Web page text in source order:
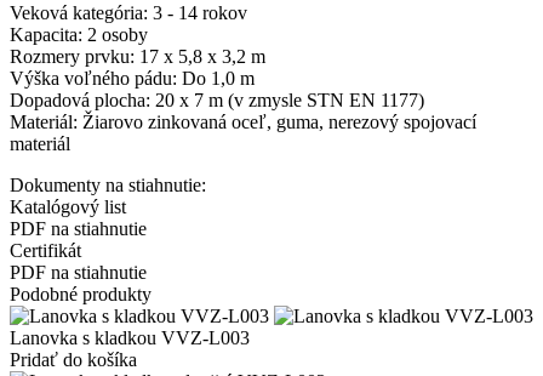
Veková kategória: 3 - 14 rokov
Kapacita: 2 osoby
Rozmery prvku: 17 x 5,8 x 3,2 m
Výška voľného pádu: Do 1,0 m
Dopadová plocha: 20 x 7 m (v zmysle STN EN 1177)
Materiál: Žiarovo zinkovaná oceľ, guma, nerezový spojovací
materiál
Dokumenty na stiahnutie:
Katalógový list
PDF na stiahnutie
Certifikát
PDF na stiahnutie
Podobné produkty
Lanovka s kladkou VVZ-L003
Pridať do košíka